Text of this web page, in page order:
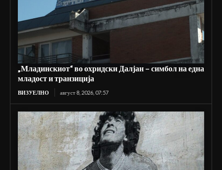
„Младинскиот“ во охридски Далјан – симбол на една
младост и транзиција
ВИЗУЕЛНО август 8, 2026, 07:57